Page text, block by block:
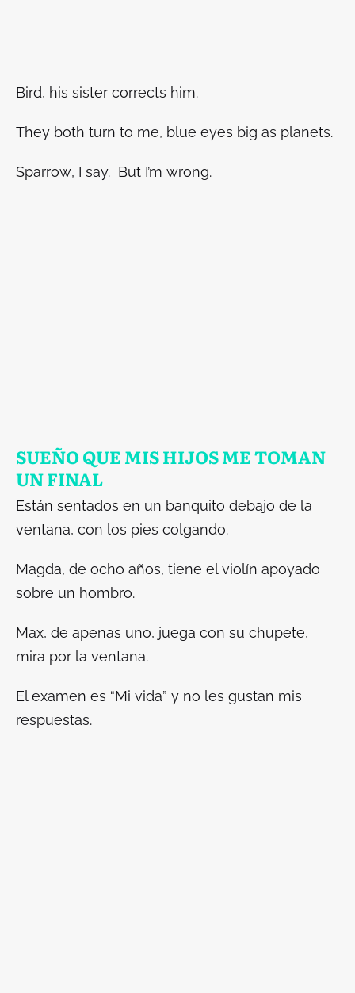
Bird, his sister corrects him.
They both turn to me, blue eyes big as planets.
Sparrow, I say. But I’m wrong.
SUEÑO QUE MIS HIJOS ME TOMAN
UN FINAL
Están sentados en un banquito debajo de la
ventana, con los pies colgando.
Magda, de ocho años, tiene el violín apoyado
sobre un hombro.
Max, de apenas uno, juega con su chupete,
mira por la ventana.
El examen es “Mi vida” y no les gustan mis
respuestas.